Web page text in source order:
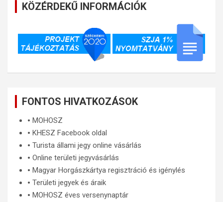
KÖZÉRDEKŰ INFORMÁCIÓK
FONTOS HIVATKOZÁSOK
🞄 MOHOSZ
🞄 KHESZ Facebook oldal
🞄 Turista állami jegy online vásárlás
🞄 Online területi jegyvásárlás
🞄 Magyar Horgászkártya regisztráció és igénylés
🞄 Területi jegyek és áraik
🞄 MOHOSZ éves versenynaptár